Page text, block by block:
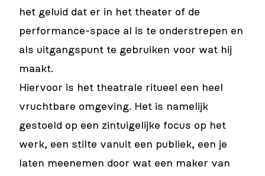
het geluid dat er in het theater of de
performance-space al is te onderstrepen en
als uitgangspunt te gebruiken voor wat hij
maakt.
Hiervoor is het theatrale ritueel een heel
vruchtbare omgeving. Het is namelijk
gestoeld op een zintuigelijke focus op het
werk, een stilte vanuit een publiek, een je
laten meenemen door wat een maker van